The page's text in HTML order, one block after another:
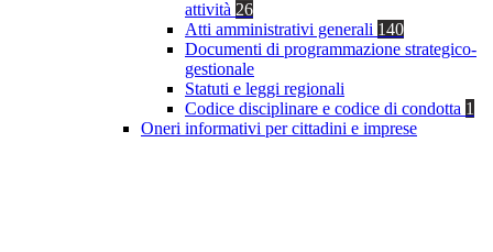
attività 26
Atti amministrativi generali 140
Documenti di programmazione strategico-
gestionale
Statuti e leggi regionali
Codice disciplinare e codice di condotta 1
Oneri informativi per cittadini e imprese